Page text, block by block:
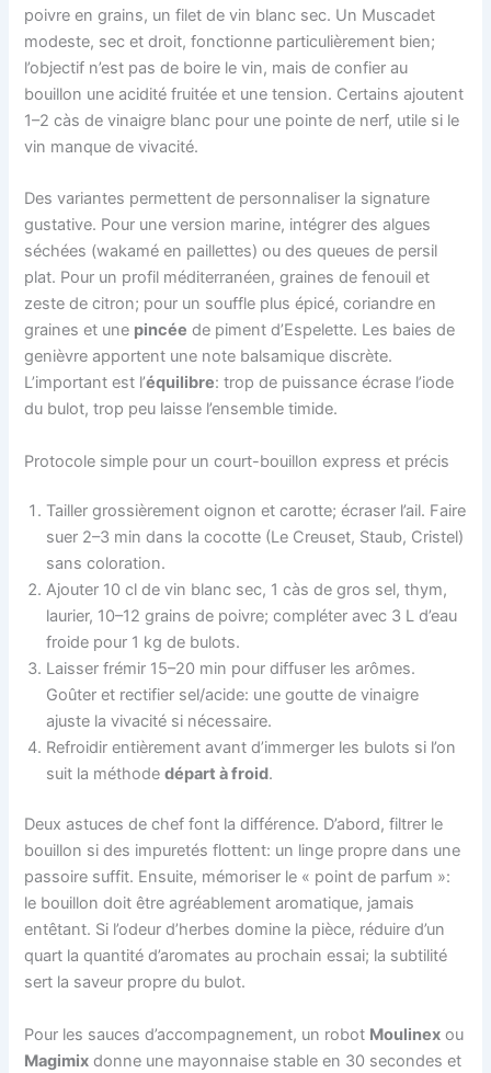
poivre en grains, un filet de vin blanc sec. Un Muscadet
modeste, sec et droit, fonctionne particulièrement bien;
l’objectif n’est pas de boire le vin, mais de confier au
bouillon une acidité fruitée et une tension. Certains ajoutent
1–2 càs de vinaigre blanc pour une pointe de nerf, utile si le
vin manque de vivacité.
Des variantes permettent de personnaliser la signature
gustative. Pour une version marine, intégrer des algues
séchées (wakamé en paillettes) ou des queues de persil
plat. Pour un profil méditerranéen, graines de fenouil et
zeste de citron; pour un souffle plus épicé, coriandre en
graines et une pincée de piment d’Espelette. Les baies de
genièvre apportent une note balsamique discrète.
L’important est l’équilibre: trop de puissance écrase l’iode
du bulot, trop peu laisse l’ensemble timide.
Protocole simple pour un court-bouillon express et précis
Tailler grossièrement oignon et carotte; écraser l’ail. Faire
suer 2–3 min dans la cocotte (Le Creuset, Staub, Cristel)
sans coloration.
Ajouter 10 cl de vin blanc sec, 1 càs de gros sel, thym,
laurier, 10–12 grains de poivre; compléter avec 3 L d’eau
froide pour 1 kg de bulots.
Laisser frémir 15–20 min pour diffuser les arômes.
Goûter et rectifier sel/acide: une goutte de vinaigre
ajuste la vivacité si nécessaire.
Refroidir entièrement avant d’immerger les bulots si l’on
suit la méthodedépart à froid.
Deux astuces de chef font la différence. D’abord, filtrer le
bouillon si des impuretés flottent: un linge propre dans une
passoire suffit. Ensuite, mémoriser le « point de parfum »:
le bouillon doit être agréablement aromatique, jamais
entêtant. Si l’odeur d’herbes domine la pièce, réduire d’un
quart la quantité d’aromates au prochain essai; la subtilité
sert la saveur propre du bulot.
Pour les sauces d’accompagnement, un robot Moulinex ou
Magimix donne une mayonnaise stable en 30 secondes et